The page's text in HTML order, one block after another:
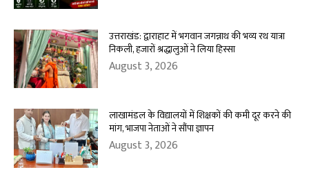
उत्तराखंड: द्वाराहाट में भगवान जगन्नाथ की भव्य रथ यात्रा
निकली, हजारों श्रद्धालुओं ने लिया हिस्सा
August 3, 2026
लाखामंडल के विद्यालयों में शिक्षकों की कमी दूर करने की
मांग, भाजपा नेताओं ने सौंपा ज्ञापन
August 3, 2026